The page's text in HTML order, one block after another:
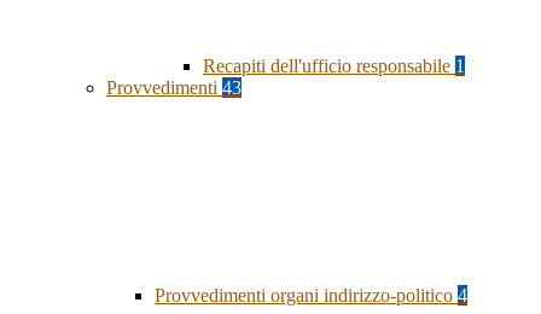
Recapiti dell'ufficio responsabile 1
Provvedimenti 43
Provvedimenti organi indirizzo-politico 4